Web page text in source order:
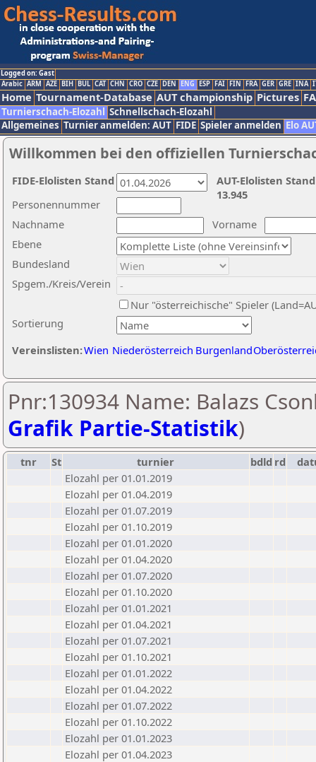
Logged on: Gast
Arabic ARM AZE BIH BUL CAT CHN CRO CZE DEN ENG ESP FAI FIN FRA GER GRE INA
Home Tournament-Database AUT championship Pictures
Turnierschach-Elozahl Schnellschach-Elozahl
Allgemeines Turnier anmelden: AUT FIDE Spieler anmelden Elo
Willkommen bei den offiziellen
Nachname
Vorname
Ebene
Sortierung
Personennummer
Bundesland
Spgem./Kreis/Verein
Nur "österreichische" Spieler
Vereinslisten:Wien Niederösterreich Burgenland
AUT-Elolisten
13.945
FIDE-Elolisten Stand
Pnr:130934 Name: Balazs
Grafik Partie-Statistik)
tnr St turnier bdld rd
Elozahl per 01.01.2019
Elozahl per 01.04.2019
Elozahl per 01.07.2019
Elozahl per 01.10.2019
Elozahl per 01.01.2020
Elozahl per 01.04.2020
Elozahl per 01.07.2020
Elozahl per 01.10.2020
Elozahl per 01.01.2021
Elozahl per 01.04.2021
Elozahl per 01.07.2021
Elozahl per 01.10.2021
Elozahl per 01.01.2022
Elozahl per 01.04.2022
Elozahl per 01.07.2022
Elozahl per 01.10.2022
Elozahl per 01.01.2023
Elozahl per 01.04.2023